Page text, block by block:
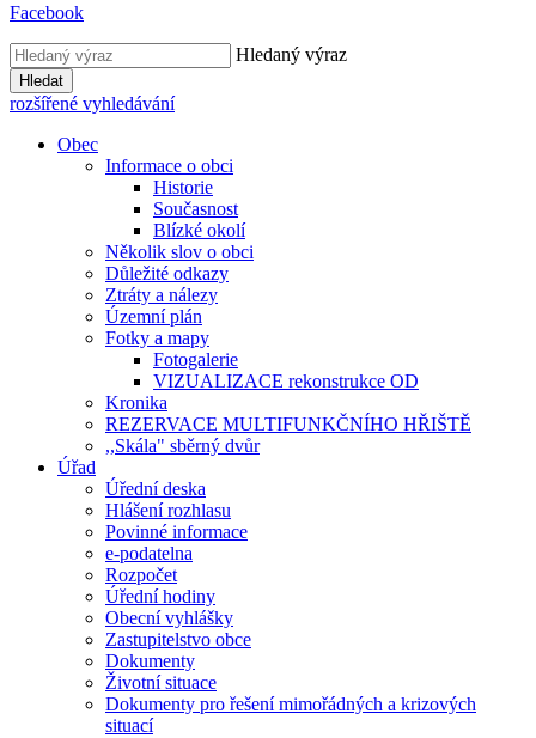
Facebook
Hledaný výraz
Hledat
rozšířené vyhledávání
Obec
Informace o obci
Historie
Současnost
Blízké okolí
Několik slov o obci
Důležité odkazy
Ztráty a nálezy
Územní plán
Fotky a mapy
Fotogalerie
VIZUALIZACE rekonstrukce OD
Kronika
REZERVACE MULTIFUNKČNÍHO HŘIŠTĚ
,,Skála" sběrný dvůr
Úřad
Úřední deska
Hlášení rozhlasu
Povinné informace
e-podatelna
Rozpočet
Úřední hodiny
Obecní vyhlášky
Zastupitelstvo obce
Dokumenty
Životní situace
Dokumenty pro řešení mimořádných a krizových
situací